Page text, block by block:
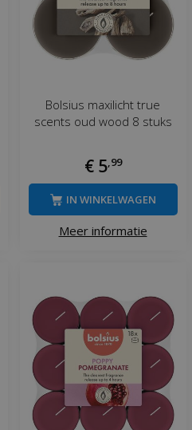
Bolsius maxilicht true
scents oud wood 8 stuks
€ 5,99
Meer informatie
IN WINKELWAGEN